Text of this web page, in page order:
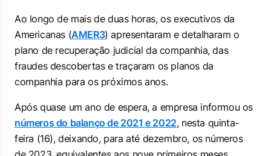
Ao longo de mais de duas horas, os executivos da
Americanas (AMER3) apresentaram e detalharam o
plano de recuperação judicial da companhia, das
fraudes descobertas e traçaram os planos da
companhia para os próximos anos.
Após quase um ano de espera, a empresa informou os
números do balanço de 2021 e 2022, nesta quinta-
feira (16), deixando, para até dezembro, os números